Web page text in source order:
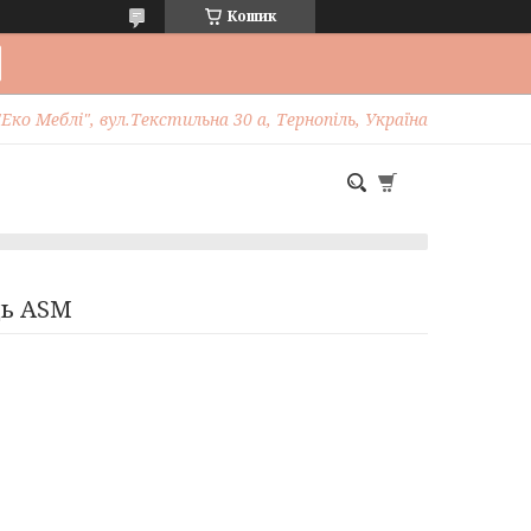
Кошик
Меблі", вул.Текстильна 30 а, Тернопіль, Україна
ASM